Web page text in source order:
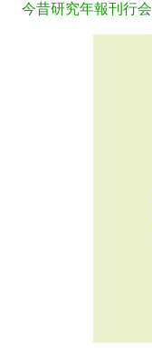
今昔研究年報刊行会